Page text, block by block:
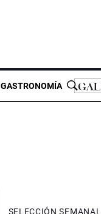
GASTRONOMÍA
SELECCIÓN SEMANAL